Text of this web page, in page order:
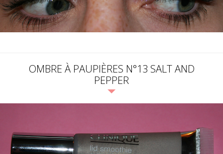
OMBRE À PAUPIÈRES N°13 SALT AND
PEPPER